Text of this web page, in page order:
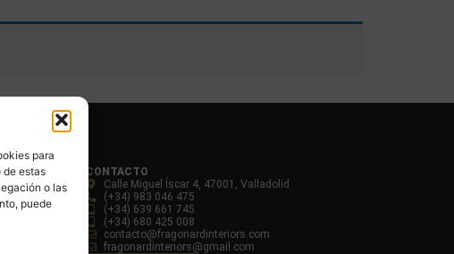
para
de estas
o las
puede
CONTACTO
Calle Miguel Íscar 4, 47001, Valladolid
(+34) 983 046 475
(+34) 639 661 745
(+34) 680 425 008
contacto@fragonardinteriors.com
fragonardinteriors@gmail.com